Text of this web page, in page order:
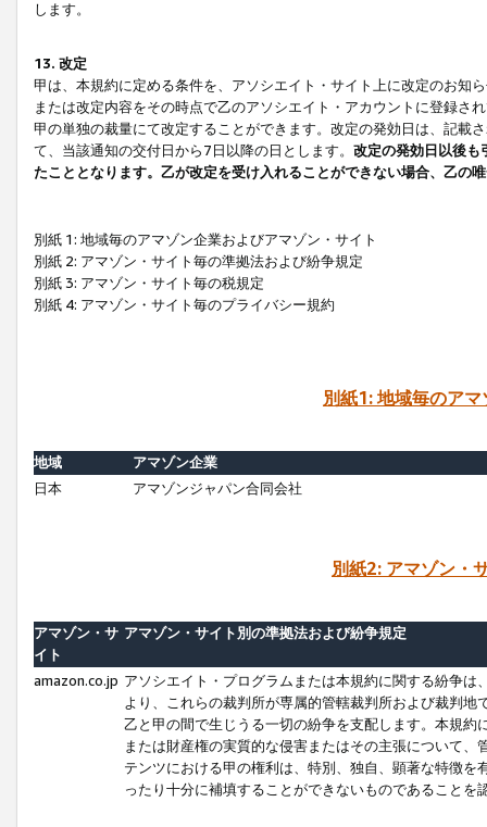
します。
13. 改定
甲は、本規約に定める条件を、アソシエイト・サイト上に改定のお知
または改定内容をその時点で乙のアソシエイト・アカウントに登録さ
甲の単独の裁量にて改定することができます。改定の発効日は、記載
て、当該通知の交付日から7日以降の日とします。 改定の発効日以後も
たこととなります。乙が改定を受け入れることができない場合、乙の
別紙 1: 地域毎のアマゾン企業およびアマゾン・サイト
別紙 2: アマゾン・サイト毎の準拠法および紛争規定
別紙 3: アマゾン・サイト毎の税規定
別紙 4: アマゾン・サイト毎のプライバシー規約
別紙1: 地域毎のア
地域
アマゾン企業
日本
アマゾンジャパン合同会社
別紙2: アマゾン・
アマゾン・サ
イト
アマゾン・サイト別の準拠法および紛争規定
amazon.co.jp アソシエイト・プログラムまたは本規約に関する紛争
より、これらの裁判所が専属的管轄裁判所および裁判
乙と甲の間で生じうる一切の紛争を支配します。本規
または財産権の実質的な侵害またはその主張について
テンツにおける甲の権利は、特別、独自、顕著な特徴
ったり十分に補填することができないものであることを